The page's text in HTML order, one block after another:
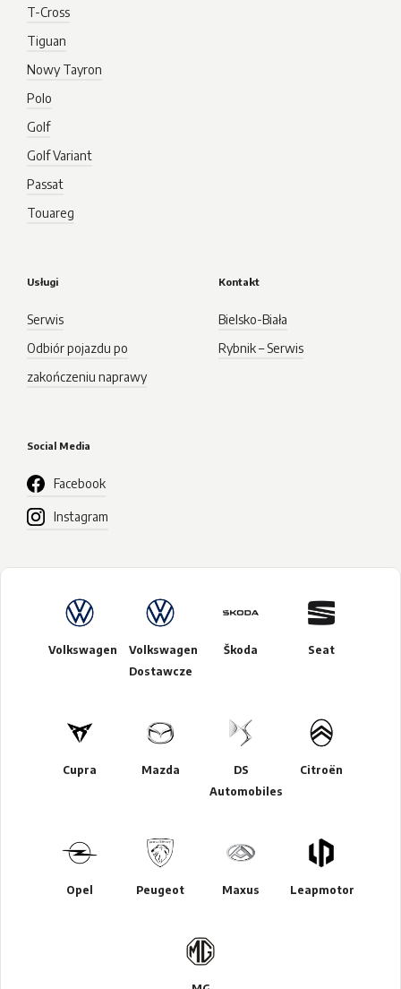
T-Cross
Tiguan
Nowy Tayron
Polo
Golf
Golf Variant
Passat
Touareg
Usługi
Serwis
Odbiór pojazdu po
zakończeniu naprawy
Kontakt
Bielsko-Biała
Rybnik – Serwis
Social Media
Facebook
Instagram
Volkswagen
Volkswagen
Dostawcze
Škoda Seat
Cupra Mazda
DS
Automobiles
Citroën
Opel Peugeot Maxus Leapmotor